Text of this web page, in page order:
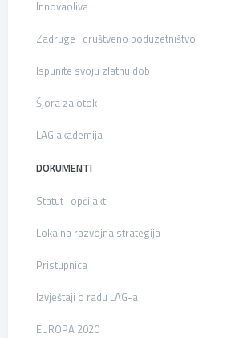
Innovaoliva
Zadruge i društveno poduzetništvo
Ispunite svoju zlatnu dob
Šjora za otok
LAG akademija
DOKUMENTI
Statut i opći akti
Lokalna razvojna strategija
Pristupnica
Izvještaji o radu LAG-a
EUROPA 2020